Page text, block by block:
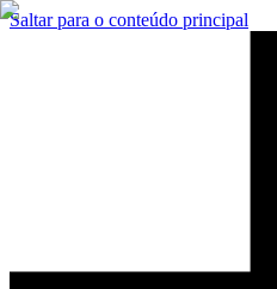
Saltar para o conteúdo principal